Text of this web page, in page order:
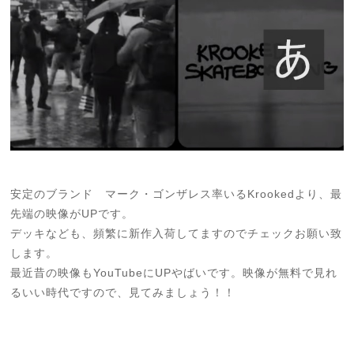
安定のブランド マーク・ゴンザレス率いるKrookedより、最
先端の映像がUPです。
デッキなども、頻繁に新作入荷してますのでチェックお願い致
します。
最近昔の映像もYouTubeにUPやばいです。映像が無料で見れ
るいい時代ですので、見てみましょう！！